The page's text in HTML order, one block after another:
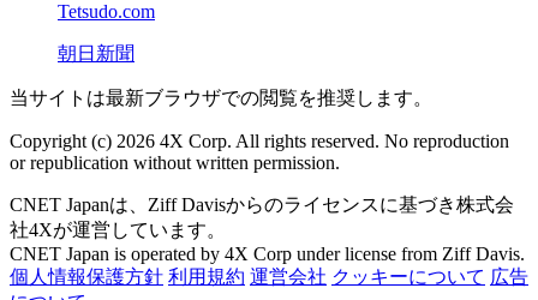
Tetsudo.com
朝日新聞
当サイトは最新ブラウザでの閲覧を推奨します。
Copyright (c) 2026 4X Corp. All rights reserved. No reproduction
or republication without written permission.
CNET Japanは、Ziff Davisからのライセンスに基づき株式会
社4Xが運営しています。
CNET Japan is operated by 4X Corp under license from Ziff Davis.
個人情報保護方針 利用規約 運営会社 クッキーについて 広告